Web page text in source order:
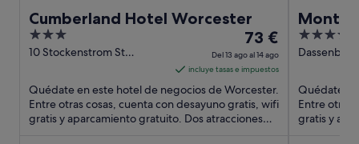
Cumberland Hotel Worcester
3
out
5
10 Stockenstrom St
El
precio
es
de
73 €
por
73 €
Del 13 ago al 14 ago
incluye tasas e impuestos
Quédate en este hotel de negocios de Worcester.
Entre otras cosas, cuenta con desayuno gratis, wifi
gratis y aparcamiento gratuito. Dos atracciones
Mont
5
out
5
Quédate
Entre otras
gratis y